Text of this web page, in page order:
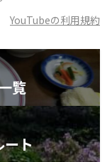
YouTubeの利用規約
覧
ート